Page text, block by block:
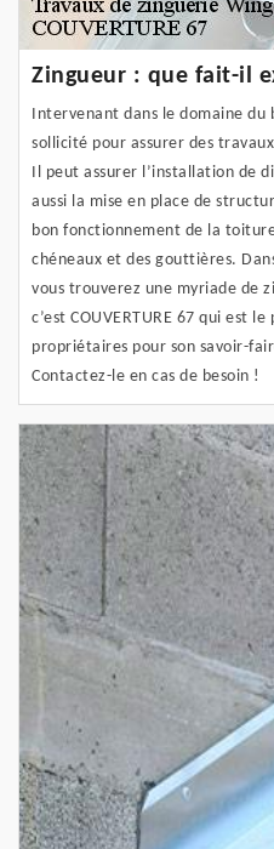
Zingueur : que fait-il
Intervenant dans le domaine
sollicité pour assurer des
Il peut assurer l’installation de
aussi la mise en place de
bon fonctionnement de la
chéneaux et des gouttières.
vous trouverez une myriade de
c’est COUVERTURE 67 qui est
propriétaires pour son savoir-
Contactez-le en cas de besoin !